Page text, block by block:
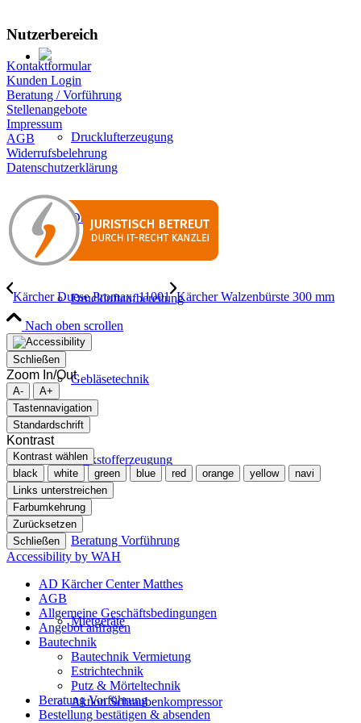
Drucklufterzeugung
Druckluftverteilung
Druckluftaufbereitung
Gebläsetechnik
Stickstofferzeugung
Beratung Vorführung
Mietgeräte
Aktion Schraubenkompressor
Nutzerbereich
Kontaktformular
Kunden Login
Beratung / Vorführung
Stellenangebote
Impressum
AGB
Widerrufsbelehrung
Datenschutzerklärung
Kärcher Duese Promax, 11001 Kärcher Walzenbürste 300 mm
Nach oben scrollen
Schließen
Zoom In/Out
A-
A+
Tastennavigation
Standardschrift
Kontrast
Kontrast wählen
black
white green blue red orange yellow
navi
Links unterstreichen
Farbumkehrung
Zurücksetzen
Schließen
Accessibility by WAH
AD Kärcher Center Matthes
AGB
Allgemeine Geschäftsbedingungen
Angebot anfragen
Bautechnik
Bautechnik Vermietung
Estrichtechnik
Putz & Mörteltechnik
Beratung Vorführung
Bestellung bestätigen & absenden